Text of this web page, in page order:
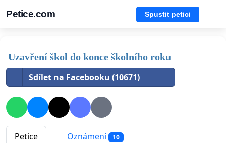
Petice.com Spustit petici
Uzavření škol do konce školního roku
Sdílet na Facebooku (10671)
Petice Oznámení 10